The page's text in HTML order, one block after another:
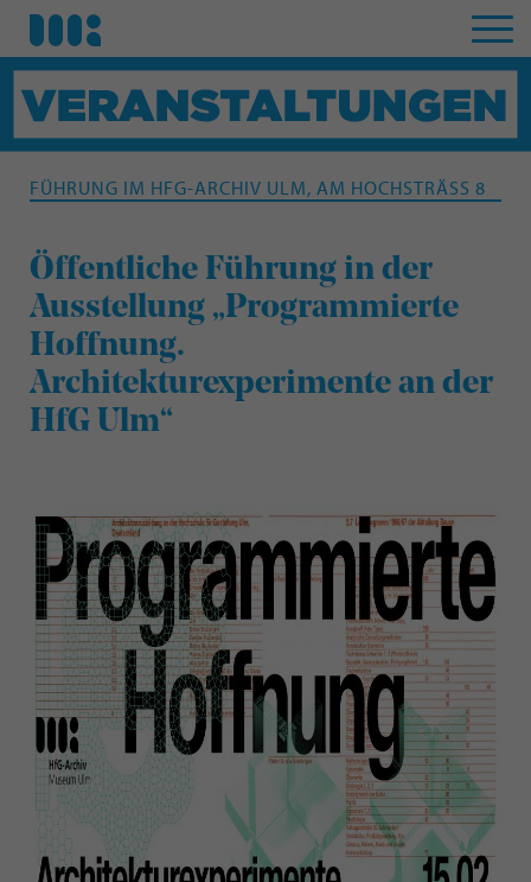
FÜHRUNG IM HFG-ARCHIV ULM, AM HOCHSTRÄSS 8
Öffentliche Führung in der
Ausstellung „Programmierte
Hoffnung.
Architekturexperimente an der
HfG Ulm“